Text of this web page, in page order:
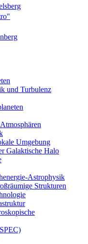
und Turbulenz
Umgebung
Galaktische Halo
Astrophysik
Strukturen